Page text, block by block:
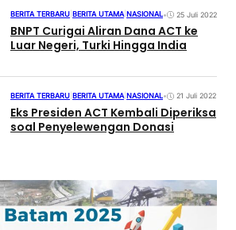
BERITA TERBARU BERITA UTAMA NASIONAL• 25 Juli 2022
BNPT Curigai Aliran Dana ACT ke
Luar Negeri, Turki Hingga India
BERITA TERBARU BERITA UTAMA NASIONAL• 21 Juli 2022
Eks Presiden ACT Kembali Diperiksa
soal Penyelewengan Donasi